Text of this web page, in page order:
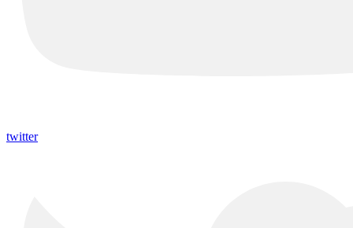
twitter